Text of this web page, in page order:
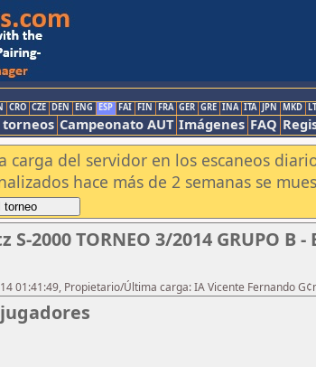
CRO CZE DEN ENG ESP FAI FIN FRA GER GRE INA ITA JPN MKD
torneos Campeonato AUT Imágenes FAQ
carga del servidor en los escaneos
hace más de 2 semanas se
2000 TORNEO 3/2014 GRUPO B
01:41:49, Propietario/Última carga: IA Vicente Fernando